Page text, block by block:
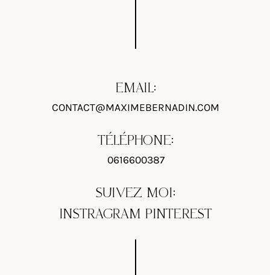
EMAIL:
CONTACT@MAXIMEBERNADIN.COM
TÉLÉPHONE:
0616600387
SUIVEZ MOI:
INSTRAGRAM PINTEREST